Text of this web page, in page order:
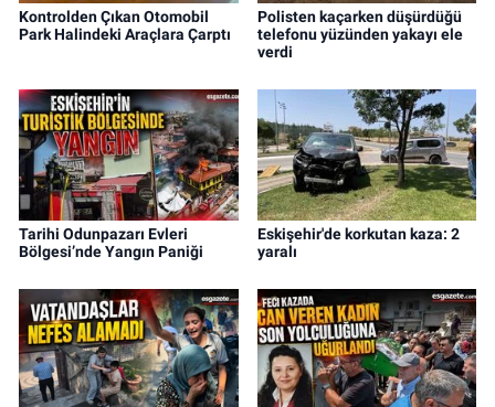
Kontrolden Çıkan Otomobil
Park Halindeki Araçlara Çarptı
Polisten kaçarken düşürdüğü
telefonu yüzünden yakayı ele
verdi
Tarihi Odunpazarı Evleri
Bölgesi’nde Yangın Paniği
Eskişehir'de korkutan kaza: 2
yaralı